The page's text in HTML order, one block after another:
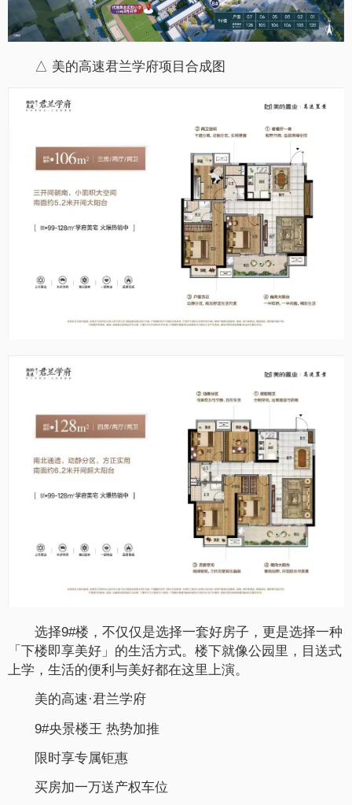
△ 美的高速君兰学府项目合成图
选择9#楼，不仅仅是选择一套好房子，更是选择一种
「下楼即享美好」的生活方式。楼下就像公园里，目送式
上学，生活的便利与美好都在这里上演。
美的高速·君兰学府
9#央景楼王 热势加推
限时享专属钜惠
买房加一万送产权车位